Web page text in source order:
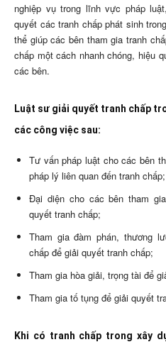
nghiệp vụ trong lĩnh vực pháp
quyết các tranh chấp phát sinh
thể giúp các bên tham gia tranh
chấp một cách nhanh chóng, hiệu
các bên.
Luật sư giải quyết tranh chấp
các công việc sau:
Tư vấn pháp luật cho các bên
pháp lý liên quan đến tranh chấp;
Đại diện cho các bên tham
quyết tranh chấp;
Tham gia đàm phán, thương
chấp để giải quyết tranh chấp;
Tham gia hòa giải, trọng tài để
Tham gia tố tụng để giải quyết
Khi có tranh chấp trong xây